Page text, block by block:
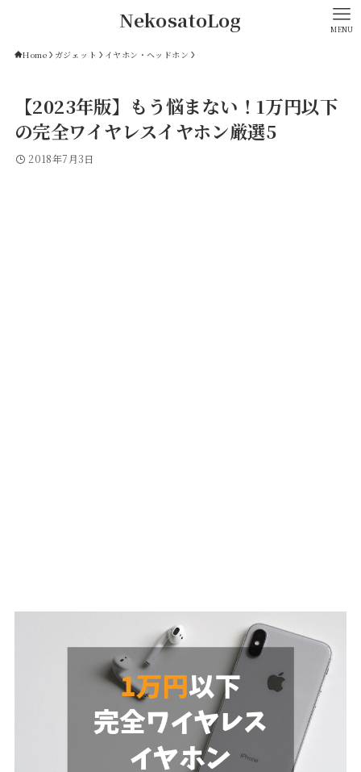
NekosatoLog MENU
Home ガジェット イヤホン・ヘッドホン
【2023年版】もう悩まない！1万円以下
の完全ワイヤレスイヤホン厳選5
2018年7月3日